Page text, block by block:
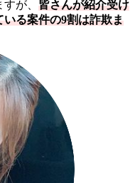
が、 皆さんが紹介受け
る案件の9割は詐欺ま